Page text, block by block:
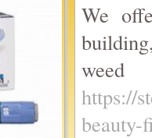
We
https://
beauty-